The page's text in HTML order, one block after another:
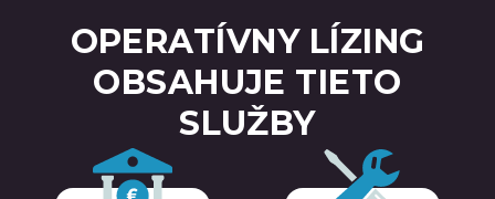
OPERATÍVNY LÍZING
OBSAHUJE TIETO
SLUŽBY